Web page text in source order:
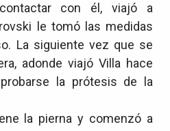
con él, viajó a
le tomó las medidas
La siguiente vez que se
adonde viajó Villa hace
la prótesis de la
la pierna y comenzó a